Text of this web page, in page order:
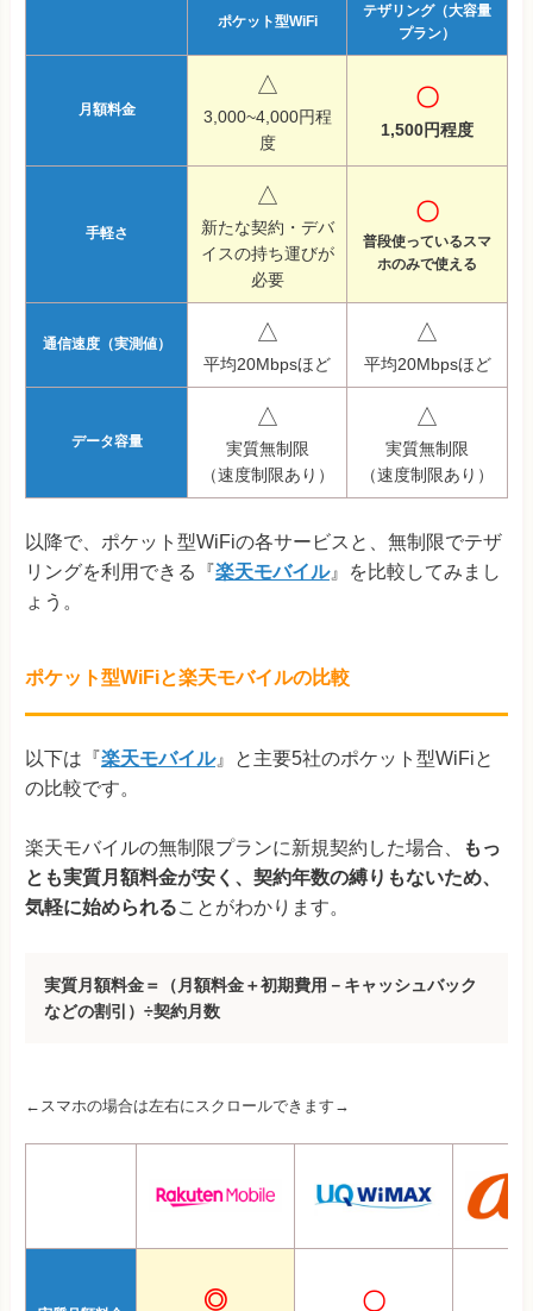
ポケット型WiFi
テザリング（大容量
プラン）
月額料金
△
3,000~4,000円程
度
〇
1,500円程度
手軽さ
△
新たな契約・デバ
イスの持ち運びが
必要
〇
普段使っているスマ
ホのみで使える
通信速度（実測値） △
平均20Mbpsほど
△
平均20Mbpsほど
データ容量
△
実質無制限
（速度制限あり）
△
実質無制限
（速度制限あり）
以降で、ポケット型WiFiの各サービスと、無制限でテザ
リングを利用できる『楽天モバイル』を比較してみまし
ょう。
ポケット型WiFiと楽天モバイルの比較
以下は『楽天モバイル』と主要5社のポケット型WiFiと
の比較です。
楽天モバイルの無制限プランに新規契約した場合、
もっ
とも実質月額料金が安く、契約年数の縛りもないため、
気軽に始められることがわかります。
実質月額料金＝（月額料金＋初期費用－キャッシュバック
などの割引）÷契約月数
←スマホの場合は左右にスクロールできます→
◎ 〇